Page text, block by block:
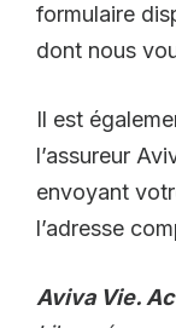
formulaire
dont nous
Il est
l’assureur
envoyant
l’adresse
Aviva Vie.